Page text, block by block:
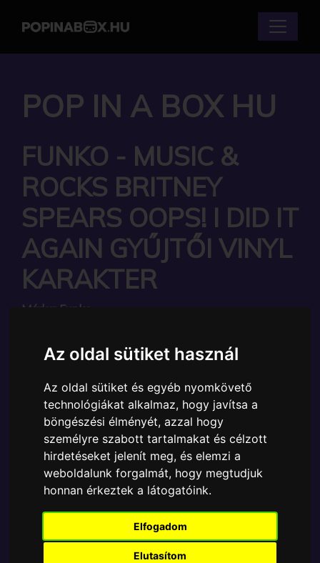
Az oldal sütiket használ
Az oldal sütiket és egyéb nyomkövető
technológiákat alkalmaz, hogy javítsa a
böngészési élményét, azzal hogy
személyre szabott tartalmakat és célzott
hirdetéseket jelenít meg, és elemzi a
weboldalunk forgalmát, hogy megtudjuk
honnan érkeztek a látogatóink.
Elfogadom
Elutasítom
POP IN A BOX HU
FUNKO - MUSIC &
ROCKS BRITNEY
SPEARS OOPS! I DID IT
AGAIN GYŰJTŐI VINYL
KARAKTER
Márka: Funko
Ára:6890 Ft
A Funko POP - Rocks egyik népszerű terméke a
Funko - Music & Rocks Britney Spears Oops! I Did It
Again gyűjtői vinyl karakter, amely ablakos
csomagolásban azaz - POP In a Box - várja új
gazdáját.
TOVÁBB A VÁSÁRLÁSRA
Tetszik? Osszd meg másokkal!